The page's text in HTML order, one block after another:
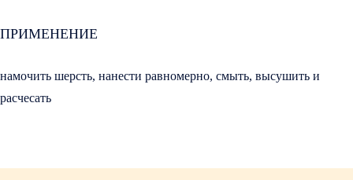
ПРИМЕНЕНИЕ
намочить шерсть, нанести равномерно, смыть, высушить и
расчесать